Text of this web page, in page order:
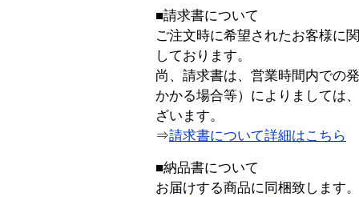
■請求書について
ご注文時に希望されたお客様に
しております。
尚、請求書は、営業時間内での
かかる場合等）によりましては
ざいます。
⇒請求書について詳細はこちら
■納品書について
お届けする商品に同梱致します。